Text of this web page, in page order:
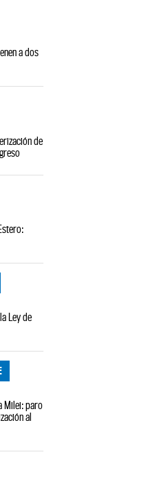
a dos
de
Ley de
Milei: paro
al